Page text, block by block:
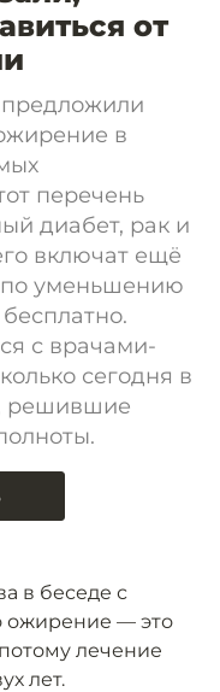
от
в
перечень
диабет, рак и
включат ещё
уменьшению
с врачами-
сегодня в
решившие
в беседе с
ожирение — это
лечение
лет.